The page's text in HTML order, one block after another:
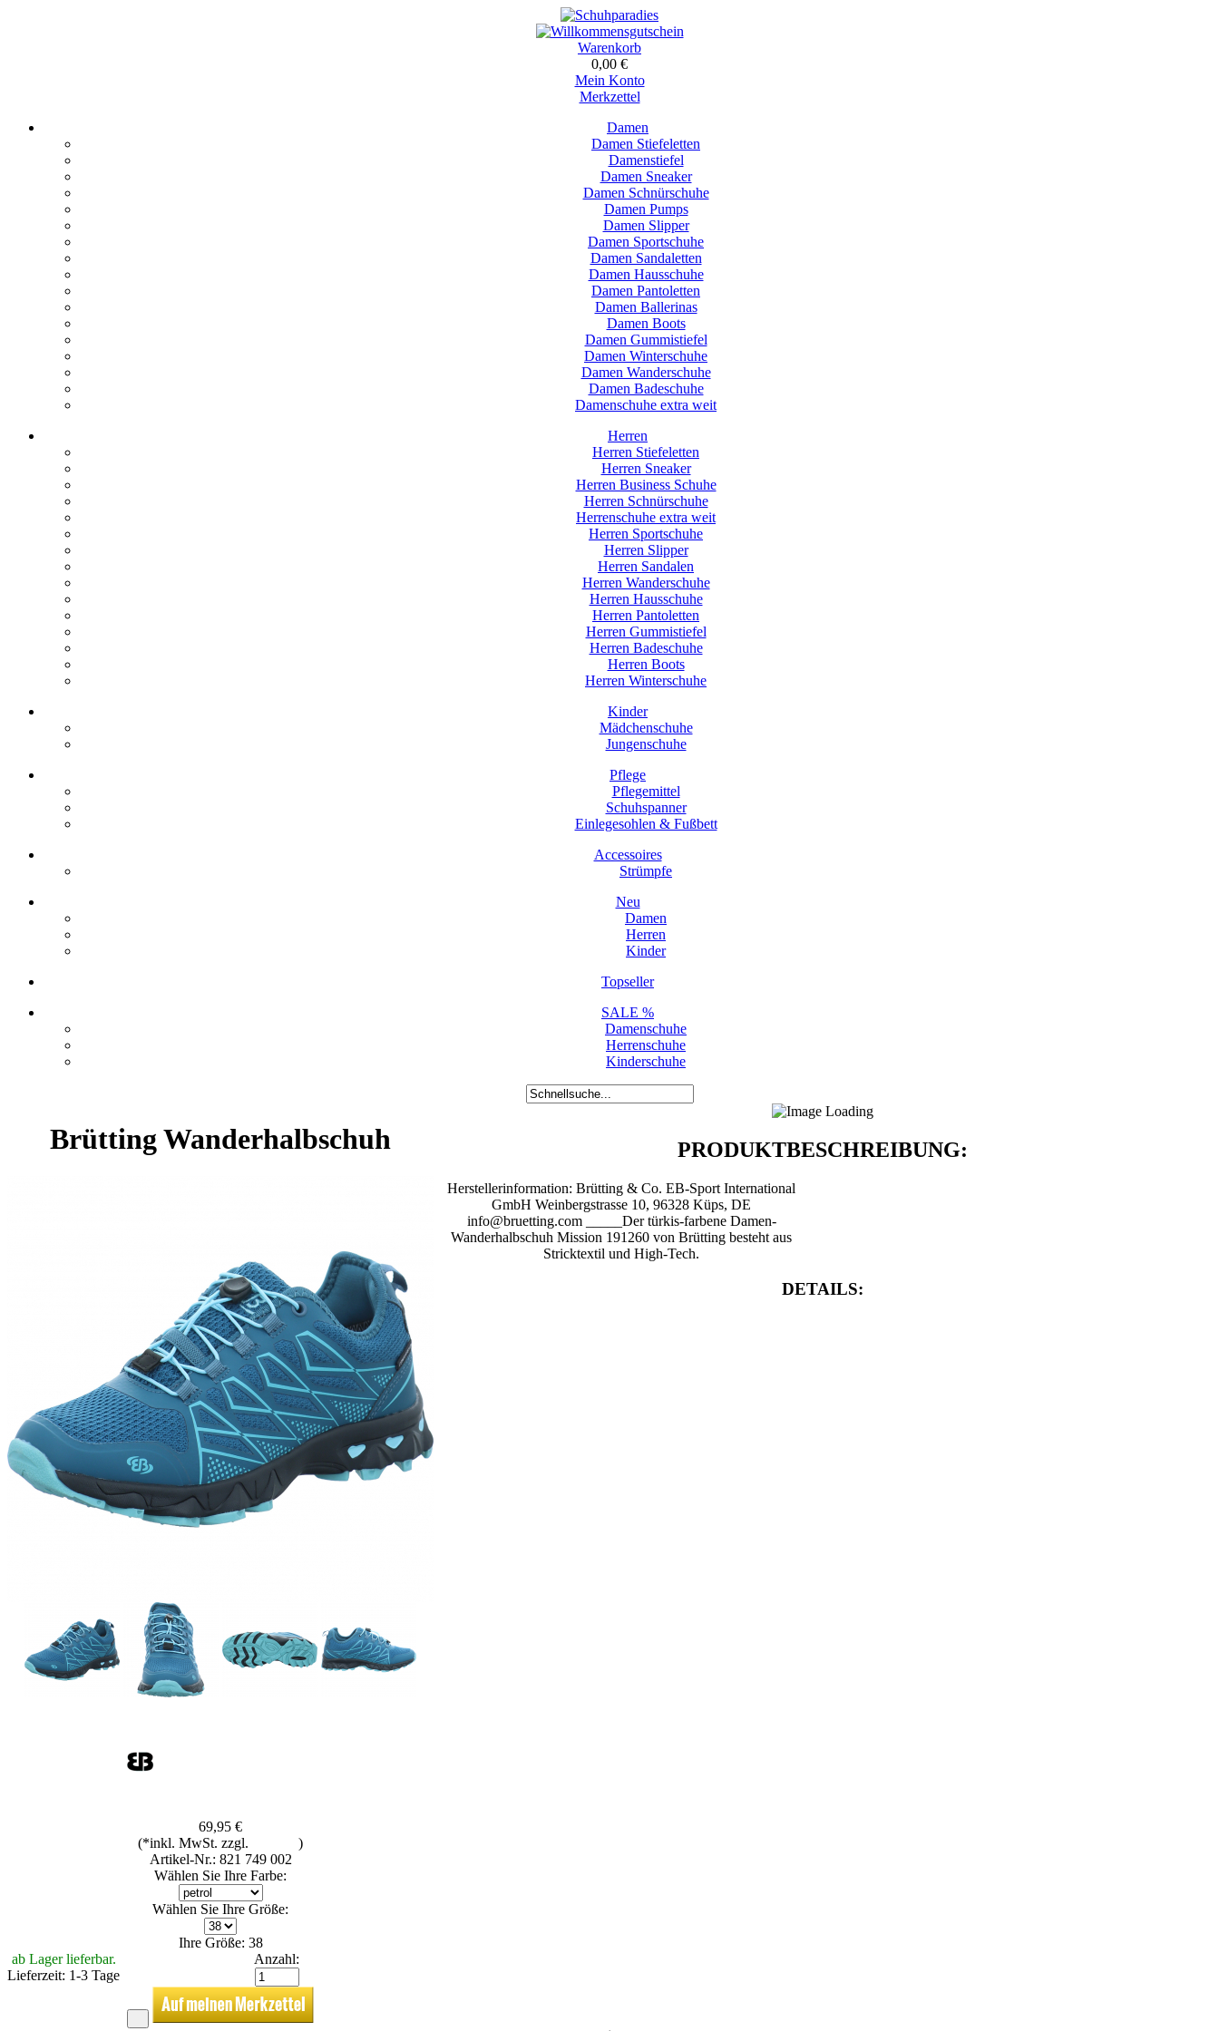
Warenkorb
0,00 €
Mein Konto
Merkzettel
Damen
Damen Stiefeletten
Damenstiefel
Damen Sneaker
Damen Schnürschuhe
Damen Pumps
Damen Slipper
Damen Sportschuhe
Damen Sandaletten
Damen Hausschuhe
Damen Pantoletten
Damen Ballerinas
Damen Boots
Damen Gummistiefel
Damen Winterschuhe
Damen Wanderschuhe
Damen Badeschuhe
Damenschuhe extra weit
Herren
Herren Stiefeletten
Herren Sneaker
Herren Business Schuhe
Herren Schnürschuhe
Herrenschuhe extra weit
Herren Sportschuhe
Herren Slipper
Herren Sandalen
Herren Wanderschuhe
Herren Hausschuhe
Herren Pantoletten
Herren Gummistiefel
Herren Badeschuhe
Herren Boots
Herren Winterschuhe
Kinder
Mädchenschuhe
Jungenschuhe
Pflege
Pflegemittel
Schuhspanner
Einlegesohlen & Fußbett
Accessoires
Strümpfe
Neu
Damen
Herren
Kinder
Topseller
SALE %
Damenschuhe
Herrenschuhe
Kinderschuhe
Brütting Wanderhalbschuh
69,95 €
(*inkl. MwSt. zzgl.
)
Artikel-Nr.: 821 749 002
Wählen Sie Ihre Farbe:
Wählen Sie Ihre Größe:
Ihre Größe: 38
ab Lager lieferbar.
Lieferzeit: 1-3 Tage
Anzahl:
PRODUKTBESCHREIBUNG:
Herstellerinformation: Brütting & Co. EB-Sport International
GmbH Weinbergstrasse 10, 96328 Küps, DE
info@bruetting.com _____Der türkis-farbene Damen-
Wanderhalbschuh Mission 191260 von Brütting besteht aus
Stricktextil und High-Tech.
DETAILS: